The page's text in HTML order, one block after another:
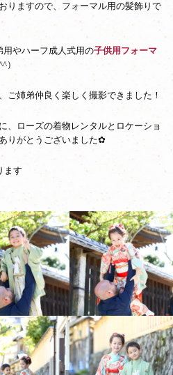
りますので、フォーマル用の髪飾りで
やハーフ成人式用の子供用フォーマ
）
ご姉弟仲良く楽しく撮影できました！
、ローズの着物レンタルとロケーショ
りがとうございました✿
ます